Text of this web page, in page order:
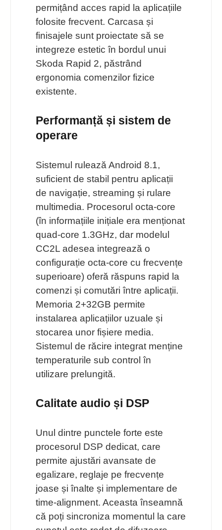
permițând acces rapid la aplicațiile
folosite frecvent. Carcasa și
finisajele sunt proiectate să se
integreze estetic în bordul unui
Skoda Rapid 2, păstrând
ergonomia comenzilor fizice
existente.
Performanță și sistem de
operare
Sistemul rulează Android 8.1,
suficient de stabil pentru aplicații
de navigație, streaming și rulare
multimedia. Procesorul octa-core
(în informațiile inițiale era menționat
quad-core 1.3GHz, dar modelul
CC2L adesea integrează o
configurație octa-core cu frecvențe
superioare) oferă răspuns rapid la
comenzi și comutări între aplicații.
Memoria 2+32GB permite
instalarea aplicațiilor uzuale și
stocarea unor fișiere media.
Sistemul de răcire integrat menține
temperaturile sub control în
utilizare prelungită.
Calitate audio și DSP
Unul dintre punctele forte este
procesorul DSP dedicat, care
permite ajustări avansate de
egalizare, reglaje pe frecvențe
joase și înalte și implementare de
time-alignment. Aceasta înseamnă
că poți sincroniza momentul la care